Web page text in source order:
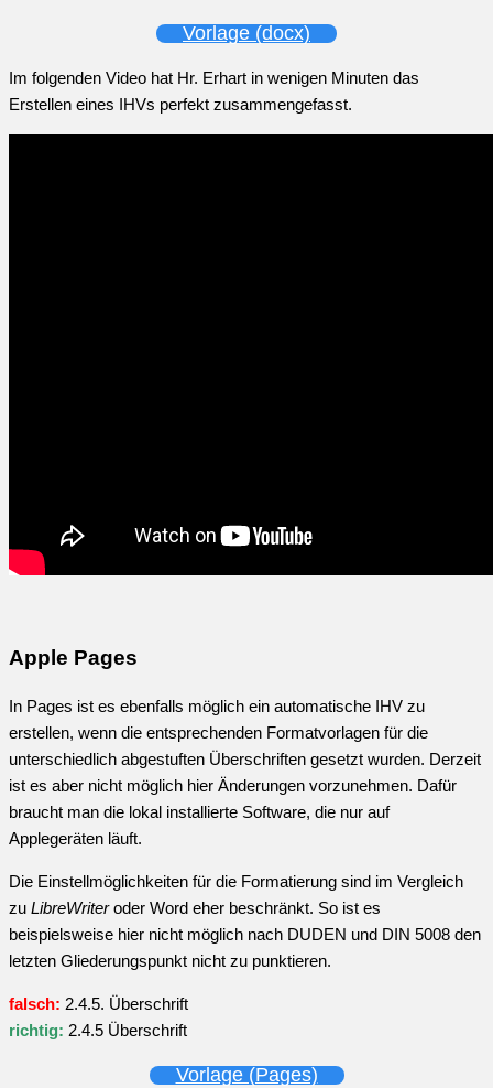
Vorlage (docx)
Im folgenden Video hat Hr. Erhart in wenigen Minuten das
Erstellen eines IHVs perfekt zusammengefasst.
Apple Pages
In Pages ist es ebenfalls möglich ein automatische IHV zu
erstellen, wenn die entsprechenden Formatvorlagen für die
unterschiedlich abgestuften Überschriften gesetzt wurden. Derzeit
ist es aber nicht möglich hier Änderungen vorzunehmen. Dafür
braucht man die lokal installierte Software, die nur auf
Applegeräten läuft.
Die Einstellmöglichkeiten für die Formatierung sind im Vergleich
zu LibreWriteroder Word eher beschränkt. So ist es
beispielsweise hier nicht möglich nach DUDEN und DIN 5008 den
letzten Gliederungspunkt nicht zu punktieren.
falsch: 2.4.5. Überschrift
richtig: 2.4.5 Überschrift
Vorlage (Pages)